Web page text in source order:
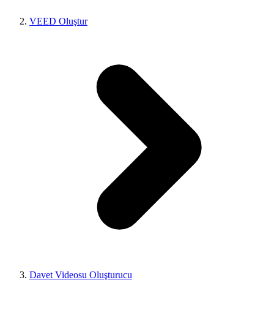
VEED Oluştur
Davet Videosu Oluşturucu